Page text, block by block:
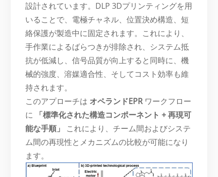
設計されています。DLP 3Dプリンティングを用
いることで、電極チャネル、位置決め構造、短
絡保護が製造中に固定されます。これにより、
手作業によるばらつきが排除され、システム抵
抗が低減し、信号品質が向上すると同時に、機
械的強度、溶媒適合性、そしてコスト効率も維
持されます。
このアプローチは オペランドEPR ワークフロー
に
「標準化された構造コンポーネント + 再現可
能な手順」 これにより、チーム間およびシステ
ム間の再現性とメカニズムの比較が可能になり
ます。